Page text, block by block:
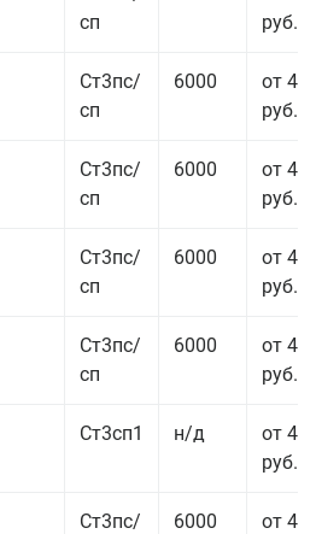
сп
руб.
Ст3пс/
сп
6000
от 44
руб.
Ст3пс/
сп
6000
от 43
руб.
Ст3пс/
сп
6000
от 46
руб.
Ст3пс/
сп
6000
от 43
руб.
Ст3сп1 н/д
от 43
руб.
Ст3пс/
6000
от 44